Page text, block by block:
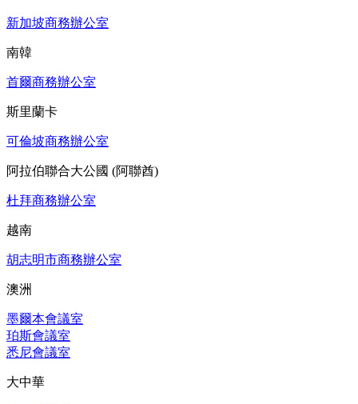
新加坡商務辦公室
南韓
首爾商務辦公室
斯里蘭卡
可倫坡商務辦公室
阿拉伯聯合大公國 (阿聯酋)
杜拜商務辦公室
越南
胡志明市商務辦公室
澳洲
墨爾本會議室
珀斯會議室
悉尼會議室
大中華